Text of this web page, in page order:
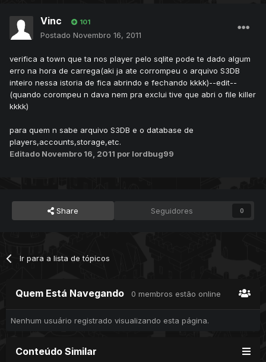
Vinc 101
Postado Novembro 16, 2011
verifica a town que ta nos player pelo sqlite pode te dado algum
erro na hora de carrega(aki ja ate corrompeu o arquivo S3DB
inteiro nessa istoria de fica abrindo e fechando kkkk)--edit--
(quando corompeu n dava nem pra exclui tive que abri o file killer
kkkk)
para quem n sabe arquivo S3DB e o database de
players,accounts,storage,etc.
Editado Novembro 16, 2011 por lordbug99
Share Seguidores 0
Ir para a lista de tópicos
Quem Está Navegando 0 membros estão online
Nenhum usuário registrado visualizando esta página.
Conteúdo Similar